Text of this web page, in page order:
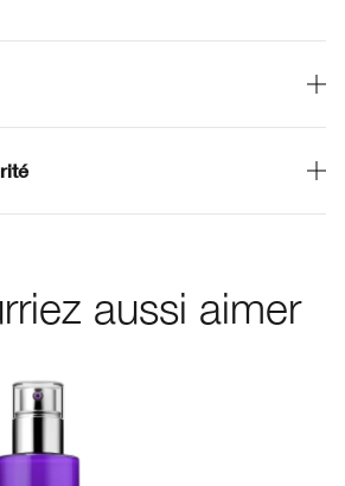
aussi aimer